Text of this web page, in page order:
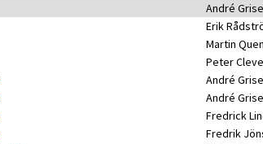
André
Erik
Martin
Peter
André
André
Fredrick
Fredrik